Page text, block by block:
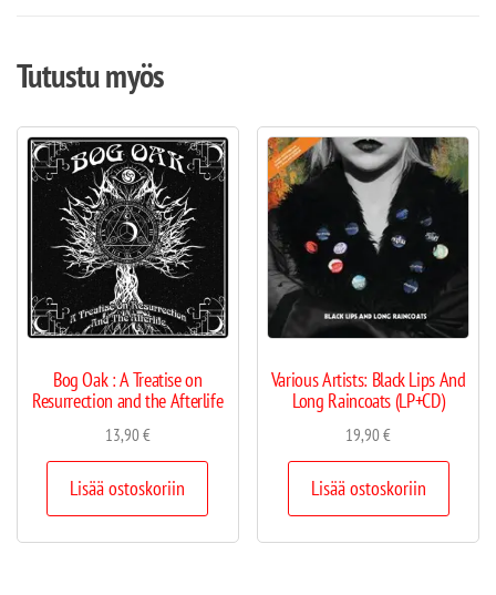
Tutustu myös
Bog Oak : A Treatise on
Resurrection and the Afterlife
13,90€
Lisää ostoskoriin
Various Artists: Black Lips And
Long Raincoats (LP+CD)
19,90€
Lisää ostoskoriin